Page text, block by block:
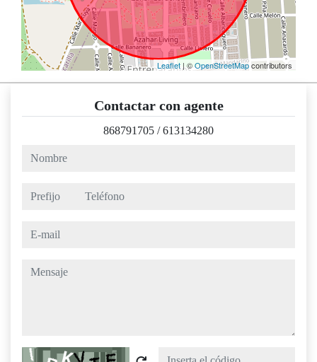
Leaflet | ©OpenStreetMapcontributors
Contactar con agente
868791705 /613134280
nombre
e-mail
mensaje
Captcha